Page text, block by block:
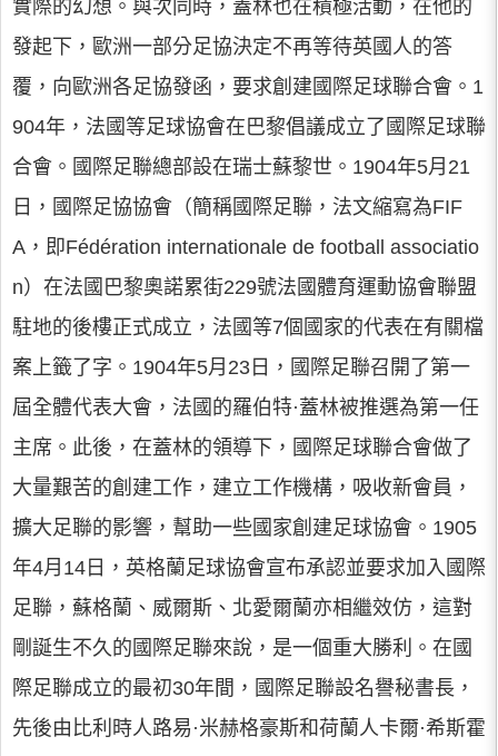
實際的幻想。與次同時，蓋林也在積極活動，在他的
發起下，歐洲一部分足協決定不再等待英國人的答
覆，向歐洲各足協發函，要求創建國際足球聯合會。1
904年，法國等足球協會在巴黎倡議成立了國際足球聯
合會。國際足聯總部設在瑞士蘇黎世。1904年5月21
日，國際足協協會（簡稱國際足聯，法文縮寫為FIF
A，即Fédération internationale de football associatio
n）在法國巴黎奧諾累街229號法國體育運動協會聯盟
駐地的後樓正式成立，法國等7個國家的代表在有關檔
案上籤了字。1904年5月23日，國際足聯召開了第一
屆全體代表大會，法國的羅伯特·蓋林被推選為第一任
主席。此後，在蓋林的領導下，國際足球聯合會做了
大量艱苦的創建工作，建立工作機構，吸收新會員，
擴大足聯的影響，幫助一些國家創建足球協會。1905
年4月14日，英格蘭足球協會宣布承認並要求加入國際
足聯，蘇格蘭、威爾斯、北愛爾蘭亦相繼效仿，這對
剛誕生不久的國際足聯來說，是一個重大勝利。在國
際足聯成立的最初30年間，國際足聯設名譽秘書長，
先後由比利時人路易·米赫格豪斯和荷蘭人卡爾·希斯霍